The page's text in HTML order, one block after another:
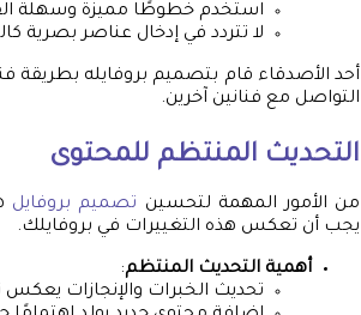
استخدم خطوطًا مميزة وسهلة
لا تتردد في إدخال عناصر بصرية
أحد الأصدقاء قام بتصميم بروفايله
التواصل مع فنانين آخرين.
التحديث المنتظم للمحتوى
من الأمور المهمة لتحسين تصميم بروفايل
يجب أن تعكس هذه التغييرات في بروفايلك.
أهمية التحديث المنتظم:
تحديث الخبرات والإنجازات